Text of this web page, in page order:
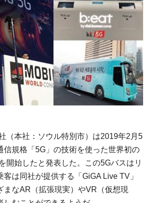
（本社：ソウル特別市）は2019年2月5
信規格「5G」の技術を使った世界初の
開始したと発表した。この5Gバスはリ
客は同社が提供する「GiGA Live TV」
まなAR（拡張現実）やVR（仮想現